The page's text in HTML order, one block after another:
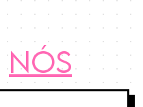
Nós